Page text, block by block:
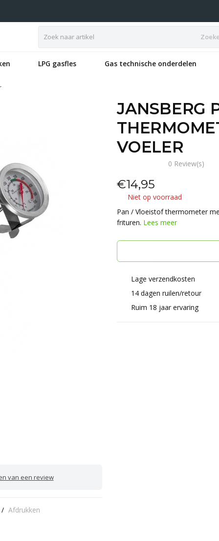
LPG gasfles Gas technische onderdelen
van een review
/ Afdrukken
JANSBERG
VOELER
0 Review(s)
€14,95
Niet op voorraad
Pan / Vloeistof thermometer
frituren. Lees meer
Lage verzendkosten
14 dagen ruilen/retour
Ruim 18 jaar ervaring